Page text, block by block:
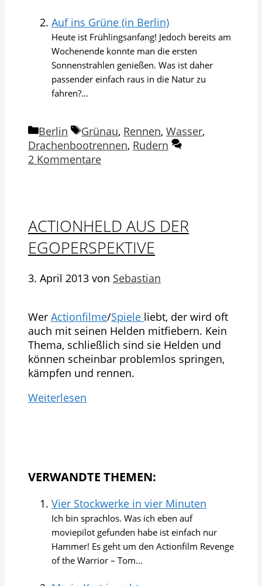
Auf ins Grüne (in Berlin)
Heute ist Frühlingsanfang! Jedoch bereits am
Wochenende konnte man die ersten
Sonnenstrahlen genießen. Was ist daher
passender einfach raus in die Natur zu
fahren?...
Kategorien
Berlin Schlagwörter
Grünau, Rennen, Wasser,
Drachenbootrennen, Rudern
2 Kommentare
ACTIONHELD AUS DER
EGOPERSPEKTIVE
3. April 2013 von Sebastian
Wer Actionfilme/Spiele liebt, der wird oft
auch mit seinen Helden mitfiebern. Kein
Thema, schließlich sind sie Helden und
können scheinbar problemlos springen,
kämpfen und rennen.
Weiterlesen
VERWANDTE THEMEN:
Vier Stockwerke in vier Minuten
Ich bin sprachlos. Was ich eben auf
moviepilot gefunden habe ist einfach nur
Hammer! Es geht um den Actionfilm Revenge
of the Warrior – Tom...